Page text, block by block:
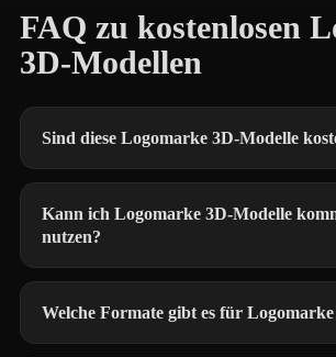
FAQ zu kostenlosen
3D-Modellen
Sind diese Logomarke 3D-Modelle
Kann ich Logomarke 3D-Modelle
nutzen?
Welche Formate gibt es für